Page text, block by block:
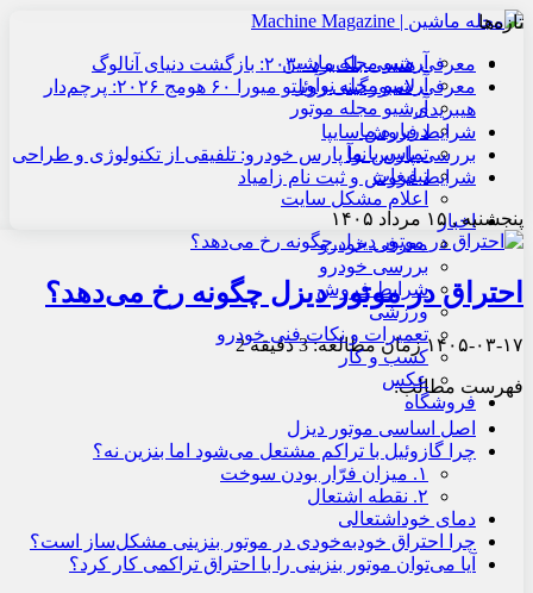
آرشیو مجله ماشین
آرشیو مجله نوآور
آرشیو مجله موتور
درباره ما
تماس با ما
تبلیغات
اعلام مشکل سایت
اخبار
معرفی خودرو
بررسی خودرو
شرایط فروش
ورزشی
تعمیرات و نکات فنی خودرو
کسب و کار
عکس
فروشگاه
تازه‌ها
معرفی هنسی بلک‌برد ۲۰۳۰: بازگشت دنیای آنالوگ
معرفی لامبورگینی روئلتو میورا ۶۰ هومج ۲۰۲۶: پرچم‌دار
هیبریدی
شرایط فروش سایپا
بررسی پارس نوآ پارس خودرو: تلفیقی از تکنولوژی و طراحی
شرایط فروش و ثبت نام زامیاد
پنجشنبه , ۱۵ مرداد ۱۴۰۵
احتراق در موتور دیزل چگونه رخ می‌دهد؟
۱۴۰۵-۰۳-۱۷زمان مطالعه: 3 دقیقه 2
فهرست مطالب:
اصل اساسی موتور دیزل
چرا گازوئیل با تراکم مشتعل می‌شود اما بنزین نه؟
۱. میزان فرّار بودن سوخت
۲. نقطه اشتعال
دمای خوداشتعالی
چرا احتراق خودبه‌خودی در موتور بنزینی مشکل‌ساز است؟
آیا می‌توان موتور بنزینی را با احتراق تراکمی کار کرد؟